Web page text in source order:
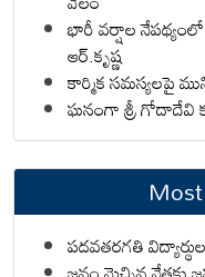
భారీ వర్షాల
ఆర్.కృష్ణ
కార్మిక సమస్యలపై
ఘనంగా శ్రీ గోదాదేవి
పదవతరగతి